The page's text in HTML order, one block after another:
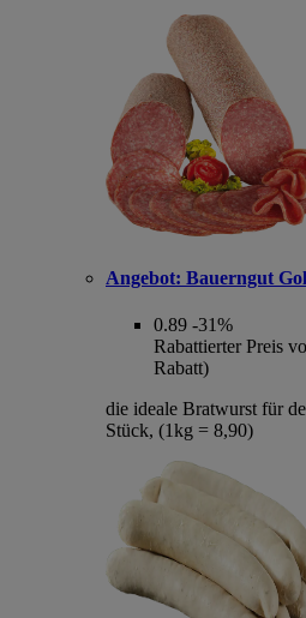
Angebot: Bauerngut
0.89 -31%
Rabattierter Preis
Rabatt)
die ideale Bratwurst für
Stück, (1kg = 8,90)